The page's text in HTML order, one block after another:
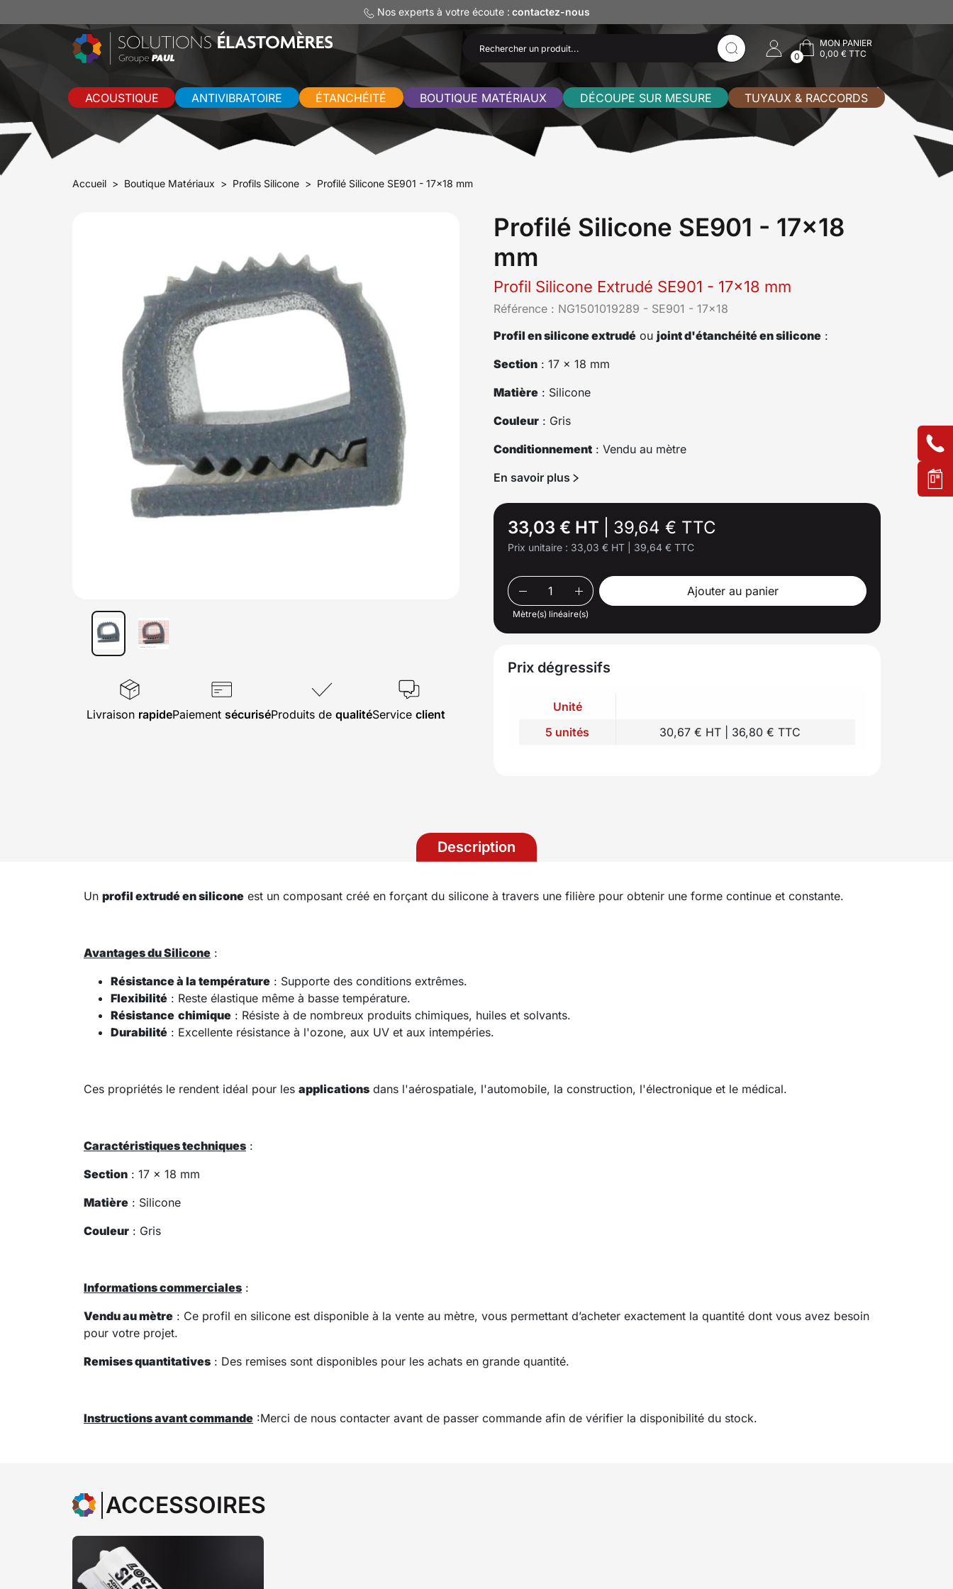
Nos experts à votre écoute : contactez-nous
0
MON PANIER
0,00 € TTC
ACOUSTIQUE ANTIVIBRATOIRE ÉTANCHÉITÉ BOUTIQUE MATÉRIAUX DÉCOUPE SUR MESURE TUYAUX & RACCORDS
Accueil Boutique Matériaux Profils Silicone Profilé Silicone SE901 - 17x18 mm
Livraison rapidePaiement sécuriséProduits de qualitéService client
Profil Silicone Extrudé SE901 - 17x18 mm
Profilé Silicone SE901 - 17x18
mm
Référence : NG1501019289 - SE901 - 17x18
Profil en silicone extrudé ou joint d'étanchéité en silicone :
Section : 17 x 18 mm
Matière : Silicone
Couleur : Gris
Conditionnement : Vendu au mètre
En savoir plus
33,03 € HT 39,64 € TTC
Prix unitaire : 33,03 € HT 39,64 € TTC
Mètre(s) linéaire(s)
Ajouter au panier
Prix dégressifs
Unité
5 unités
30,67 € HT | 36,80 € TTC
Description
Un profil extrudé en silicone est un composant créé en forçant du silicone à travers une filière pour obtenir une forme continue et constante.
Avantages du Silicone :
Résistance à la température : Supporte des conditions extrêmes.
Flexibilité : Reste élastique même à basse température.
Résistance chimique : Résiste à de nombreux produits chimiques, huiles et solvants.
Durabilité : Excellente résistance à l'ozone, aux UV et aux intempéries.
Ces propriétés le rendent idéal pour les applications dans l'aérospatiale, l'automobile, la construction, l'électronique et le médical.
Caractéristiques techniques :
Section : 17 x 18 mm
Matière : Silicone
Couleur : Gris
Informations commerciales :
Vendu au mètre : Ce profil en silicone est disponible à la vente au mètre, vous permettant d’acheter exactement la quantité dont vous avez besoin
pour votre projet.
Remises quantitatives : Des remises sont disponibles pour les achats en grande quantité.
Instructions avant commande :Merci de nous contacter avant de passer commande afin de vérifier la disponibilité du stock.
ACCESSOIRES